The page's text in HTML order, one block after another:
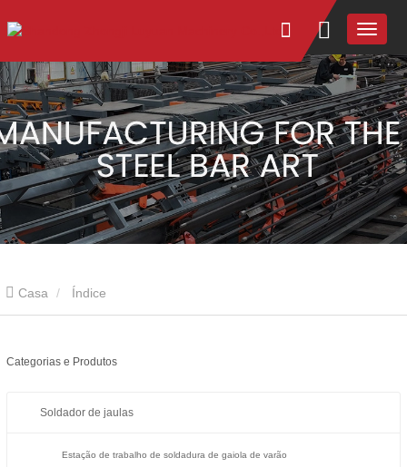
Casa Índice
Categorias e Produtos
Soldador de jaulas
Estação de trabalho de soldadura de gaiola de varão